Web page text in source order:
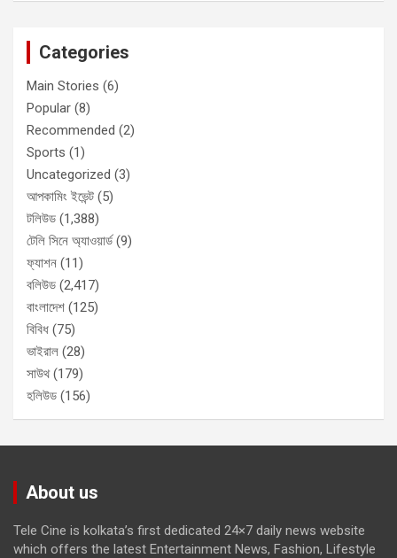
Categories
Main Stories (6)
Popular (8)
Recommended (2)
Sports (1)
Uncategorized (3)
আপকামিং ইভেন্ট (5)
টলিউড (1,388)
টেলি সিনে অ্যাওয়ার্ড(9)
ফ্যাশন (11)
বলিউড (2,417)
বাংলাদেশ (125)
বিবিধ (75)
ভাইরাল (28)
সাউথ (179)
হলিউড (156)
About us
Tele Cine is kolkata’s first dedicated 24×7 daily news website
which offers the latest Entertainment News, Fashion, Lifestyle